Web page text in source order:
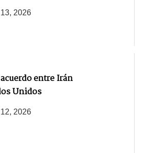
2026
entre Irán
Unidos
2026